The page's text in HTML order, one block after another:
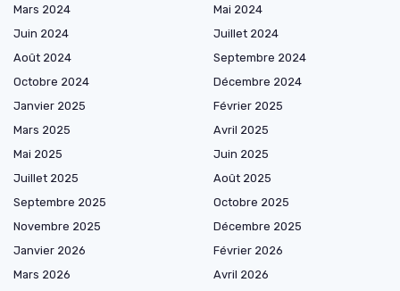
Mars 2024
Mai 2024
Juin 2024
Juillet 2024
Août 2024
Septembre 2024
Octobre 2024
Décembre 2024
Janvier 2025
Février 2025
Mars 2025
Avril 2025
Mai 2025
Juin 2025
Juillet 2025
Août 2025
Septembre 2025
Octobre 2025
Novembre 2025
Décembre 2025
Janvier 2026
Février 2026
Mars 2026
Avril 2026